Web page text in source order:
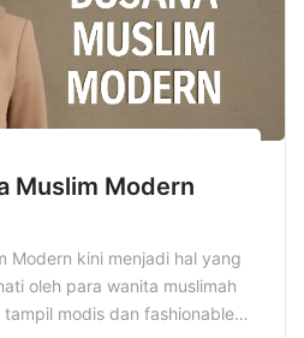
Muslim Modern
Modern kini menjadi hal yang
oleh para wanita muslimah
modis dan fashionable,